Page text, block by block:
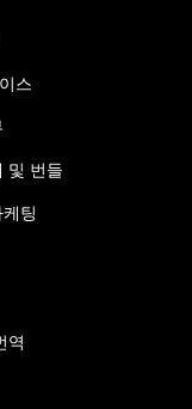
스
및 번들
팅
역